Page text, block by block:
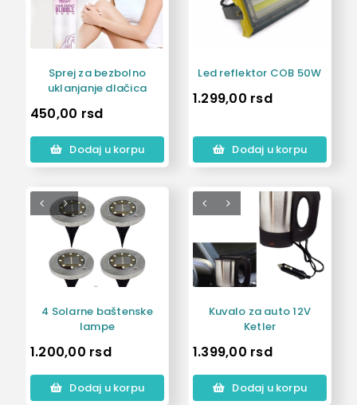
Sprej za bezbolno
uklanjanje dlačica
450,00 rsd
Dodaj u korpu
Led reflektor COB 50W
1.299,00 rsd
Dodaj u korpu
4 Solarne baštenske
lampe
1.200,00 rsd
Dodaj u korpu
Kuvalo za auto 12V
Ketler
1.399,00 rsd
Dodaj u korpu